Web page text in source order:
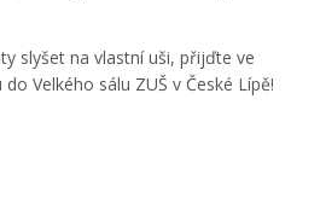
slyšet na vlastní uši, přijďte ve
Velkého sálu ZUŠ v České Lípě!